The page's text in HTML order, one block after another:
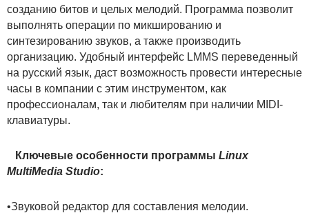
созданию битов и целых мелодий. Программа позволит
выполнять операции по микшированию и
синтезированию звуков, а также производить
организацию. Удобный интерфейс LMMS переведенный
на русский язык, даст возможность провести интересные
часы в компании с этим инструментом, как
профессионалам, так и любителям при наличии MIDI-
клавиатуры.
Ключевые особенности программы Linux
MultiMedia Studio:
•Звуковой редактор для составления мелодии.